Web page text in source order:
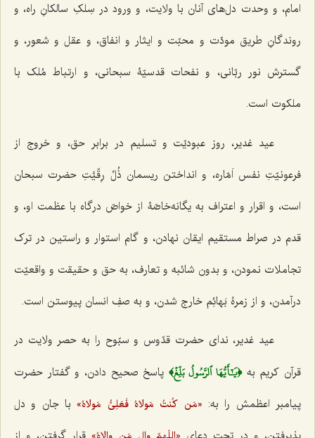
امام، و وحدت دل‌هاى آنان با ولایت، و ورود در سِلکِ سالکانِ راه، و
روندگانِ طریق مودّت و محبّت و ایثار و انفاق، و عقل و شعور، و
گسترش نور ربّانى، و نفحات قدسیّۀ سبحانى، و ارتباط مُلک با
ملکوت است.
عید غدیر، روز عبودیّت و تسلیم در برابر حق، و خروج از
فرعونیّتِ نفس اَمّاره، و انداختن ریسمان ذُلِّ رِقّیَّتِ حضرت سبحان
است، و اقرار و اعتراف به یگانه‌خاصّۀ از خواصّ درگاه با عظمت او، و
قدم در صراط مستقیم ایقان نهادن، و گام استوار و راستین در ترک
تجاملات نمودن، و بدون شائبه و تعارف، به حق و حقیقت و واقعیّت
درآمدن، و از زمرۀ بَهائِم خارج شدن، و به صفِ انسان پیوستن است.
عید غدیر، نداى حضرت قدّوس و سبّوح را به حصر ولایت در
قرآن کریم به‌﴿يَٰٓأَيُّهَا ٱلرَّسُولُ بَلِّغۡ﴾ ‌ پاسخ صحیح دادن، و گفتار حضرت
پیامبر اعظمش را به: «مَن کُنتُ مَولاهُ فَعَلِىُّ مَولاهُ»‌ با جان و دل